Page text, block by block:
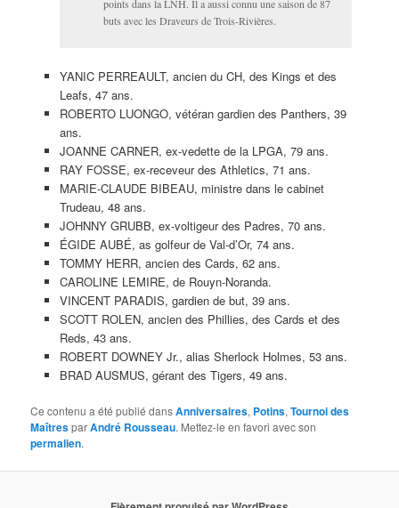
points dans la LNH. Il a aussi connu une saison de 87
buts avec les Draveurs de Trois-Rivières.
YANIC PERREAULT, ancien du CH, des Kings et des
Leafs, 47 ans.
ROBERTO LUONGO, vétéran gardien des Panthers, 39
ans.
JOANNE CARNER, ex-vedette de la LPGA, 79 ans.
RAY FOSSE, ex-receveur des Athletics, 71 ans.
MARIE-CLAUDE BIBEAU, ministre dans le cabinet
Trudeau, 48 ans.
JOHNNY GRUBB, ex-voltigeur des Padres, 70 ans.
ÉGIDE AUBÉ, as golfeur de Val-d’Or, 74 ans.
TOMMY HERR, ancien des Cards, 62 ans.
CAROLINE LEMIRE, de Rouyn-Noranda.
VINCENT PARADIS, gardien de but, 39 ans.
SCOTT ROLEN, ancien des Phillies, des Cards et des
Reds, 43 ans.
ROBERT DOWNEY Jr., alias Sherlock Holmes, 53 ans.
BRAD AUSMUS, gérant des Tigers, 49 ans.
Ce contenu a été publié dansAnniversaires, Potins,Tournoi des
MaîtresparAndré Rousseau. Mettez-le en favori avec son
permalien.